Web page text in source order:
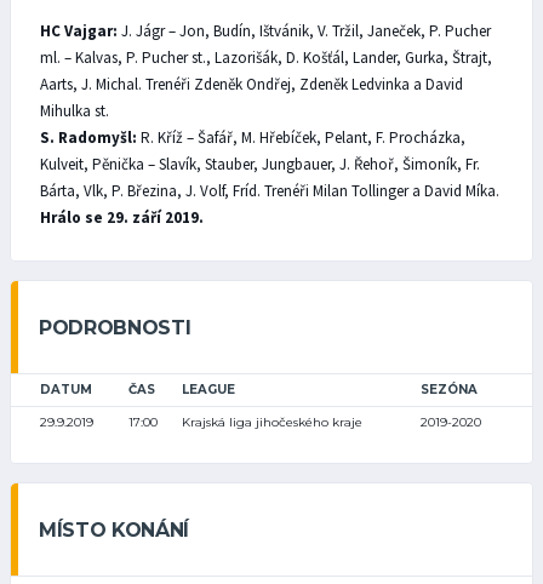
HC Vajgar: J. Jágr – Jon, Budín, Ištvánik, V. Tržil, Janeček, P. Pucher
ml. – Kalvas, P. Pucher st., Lazorišák, D. Košťál, Lander, Gurka, Štrajt,
Aarts, J. Michal. Trenéři Zdeněk Ondřej, Zdeněk Ledvinka a David
Mihulka st.
S. Radomyšl: R. Kříž – Šafář, M. Hřebíček, Pelant, F. Procházka,
Kulveit, Pěnička – Slavík, Stauber, Jungbauer, J. Řehoř, Šimoník, Fr.
Bárta, Vlk, P. Březina, J. Volf, Fríd. Trenéři Milan Tollinger a David Míka.
Hrálo se 29. září 2019.
PODROBNOSTI
DATUM ČAS LEAGUE SEZÓNA
29.9.2019 17:00 Krajská liga jihočeského kraje 2019-2020
MÍSTO KONÁNÍ